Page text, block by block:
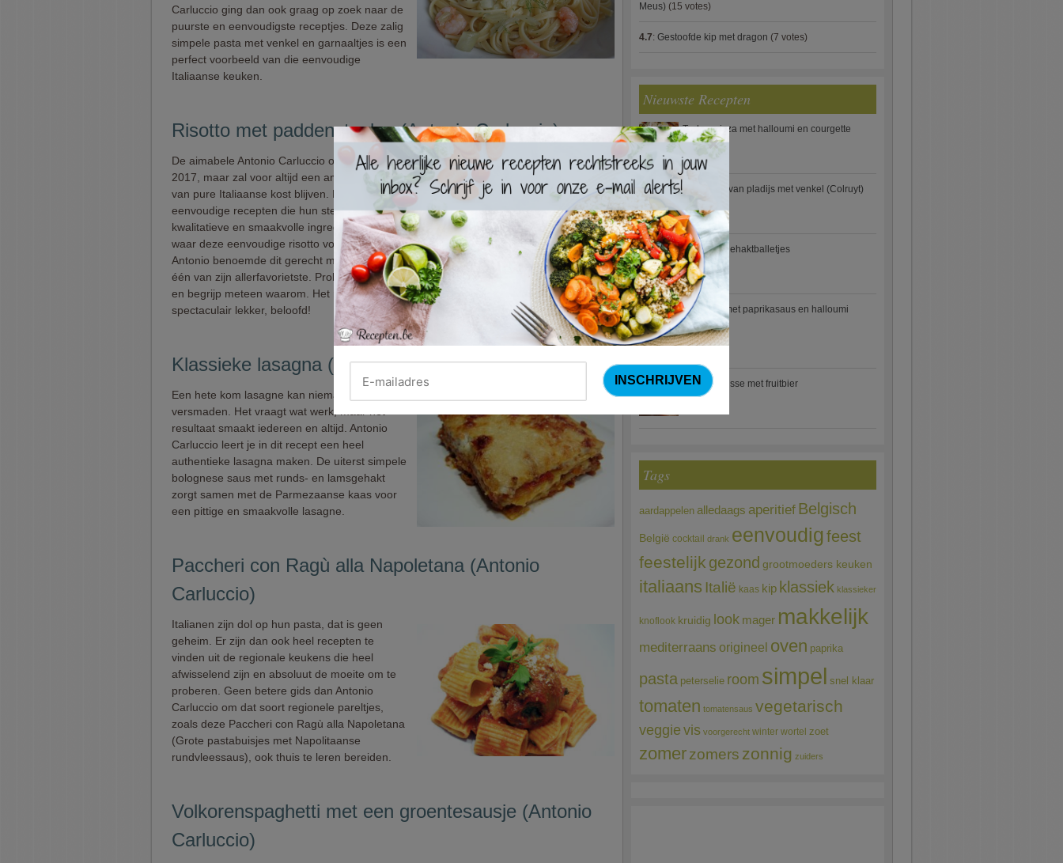
Carluccio ging dan ook graag op zoek naar de
puurste en eenvoudigste receptjes. Deze zalig
simpele pasta met venkel en garnaaltjes is een
perfect voorbeeld van die eenvoudige
Italiaanse keuken.
Risotto met paddenstoelen (Antonio Carluccio)
De aimabele Antonio Carluccio overleed in
2017, maar zal voor altijd een ambassadeur
van pure Italiaanse kost blijven. Hij stond voor
eenvoudige recepten die hun sterkte halen uit
kwalitatieve en smaakvolle ingrediënten. Exact
waar deze eenvoudige risotto voor staat.
Antonio benoemde dit gerecht meermaals als
één van zijn allerfavorietste. Probeer het zelf
en begrijp meteen waarom. Het resultaat is
spectaculair lekker, beloofd!
Klassieke lasagna (Antonio Carluccio)
Een hete kom lasagne kan niemand
versmaden. Het vraagt wat werk, maar het
resultaat smaakt iedereen en altijd. Antonio
Carluccio leert je in dit recept een heel
authentieke lasagna maken. De uiterst simpele
bolognese saus met runds- en lamsgehakt
zorgt samen met de Parmezaanse kaas voor
een pittige en smaakvolle lasagne.
Paccheri con Ragù alla Napoletana (Antonio
Carluccio)
Italianen zijn dol op hun pasta, dat is geen
geheim. Er zijn dan ook heel recepten te
vinden uit de regionale keukens die heel
afwisselend zijn en absoluut de moeite om te
proberen. Geen betere gids dan Antonio
Carluccio om dat soort regionele pareltjes,
zoals deze Paccheri con Ragù alla Napoletana
(Grote pastabuisjes met Napolitaanse
rundvleessaus), ook thuis te leren bereiden.
Volkorenspaghetti met een groentesausje (Antonio
Carluccio)
Meus) (15 votes)
4.7: Gestoofde kip met dragon (7 votes)
Nieuwste Recepten
Turkse pizza met halloumi en courgette
Waterzooi van pladijs met venkel (Colruyt)
Zweedse gehaktballetjes
Courgetti met paprikasaus en halloumi
Chocomousse met fruitbier
Tags
aardappelen alledaags aperitief Belgisch
België cocktail drank eenvoudigfeest
feestelijk gezond grootmoeders keuken
italiaans Italië kaas kip klassiek klassieker
knoflook kruidig look mager makkelijk
mediterraans origineel oven paprika
pasta peterselie room simpel snel klaar
tomaten tomatensaus vegetarisch
veggie vis voorgerecht winter wortel zoet
zomerzomers zonnig zuiders
×